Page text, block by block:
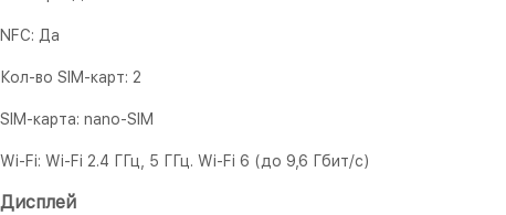
NFC: Да
Кол-во SIM-карт: 2
SIM-карта: nano-SIM
Wi-Fi: Wi-Fi 2.4 ГГц, 5 ГГц. Wi-Fi 6 (до 9,6 Гбит/с)
Дисплей